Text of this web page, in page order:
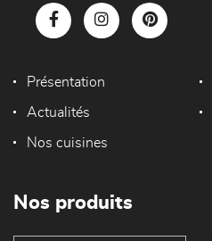
Présentation
Actualités
Nos cuisines
Nos produits